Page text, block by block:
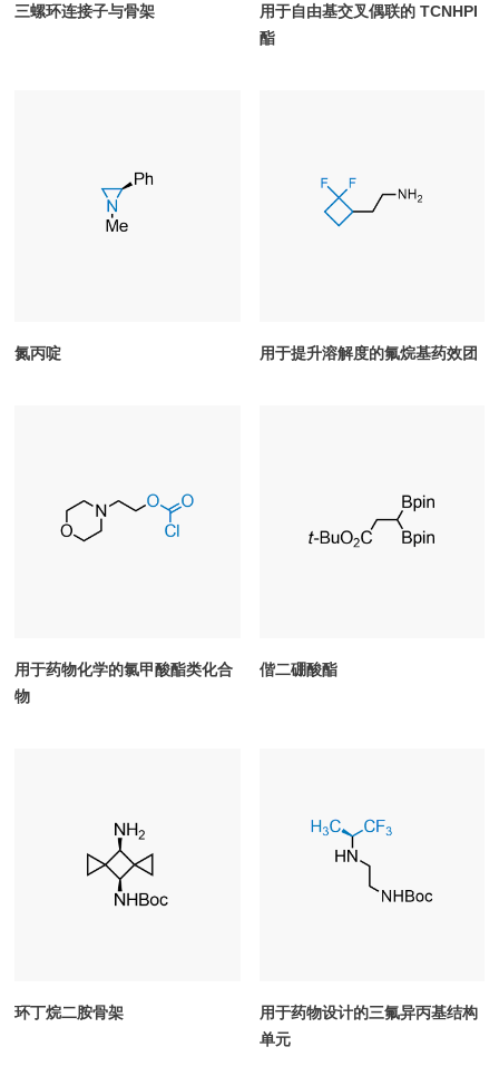
三螺环连接子与骨架
用于自由基交叉偶联的 TCNHPI
酯
氮丙啶 用于提升溶解度的氟烷基药效团
用于药物化学的氯甲酸酯类化合
物
偕二硼酸酯
环丁烷二胺骨架
用于药物设计的三氟异丙基结构
单元